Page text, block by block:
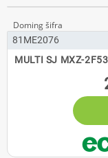
81ME2076
MULTI SJ MXZ-